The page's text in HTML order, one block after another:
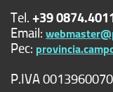
Tel.+39
Email:
Pec:
P.IVA